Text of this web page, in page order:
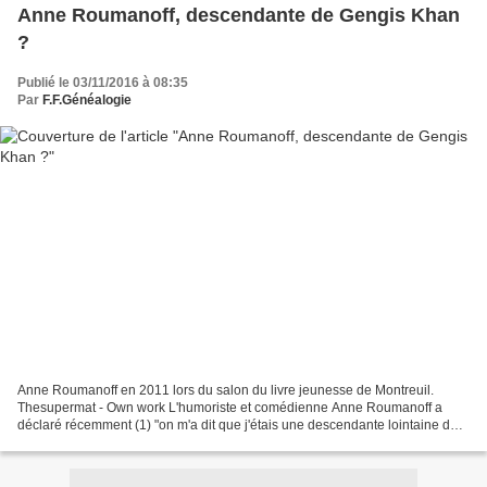
Anne Roumanoff, descendante de Gengis Khan
?
Publié le 03/11/2016 à 08:35
Par F.F.Généalogie
Anne Roumanoff en 2011 lors du salon du livre jeunesse de Montreuil.
Thesupermat - Own work L'humoriste et comédienne Anne Roumanoff a
déclaré récemment (1) "on m'a dit que j'étais une descendante lointaine de